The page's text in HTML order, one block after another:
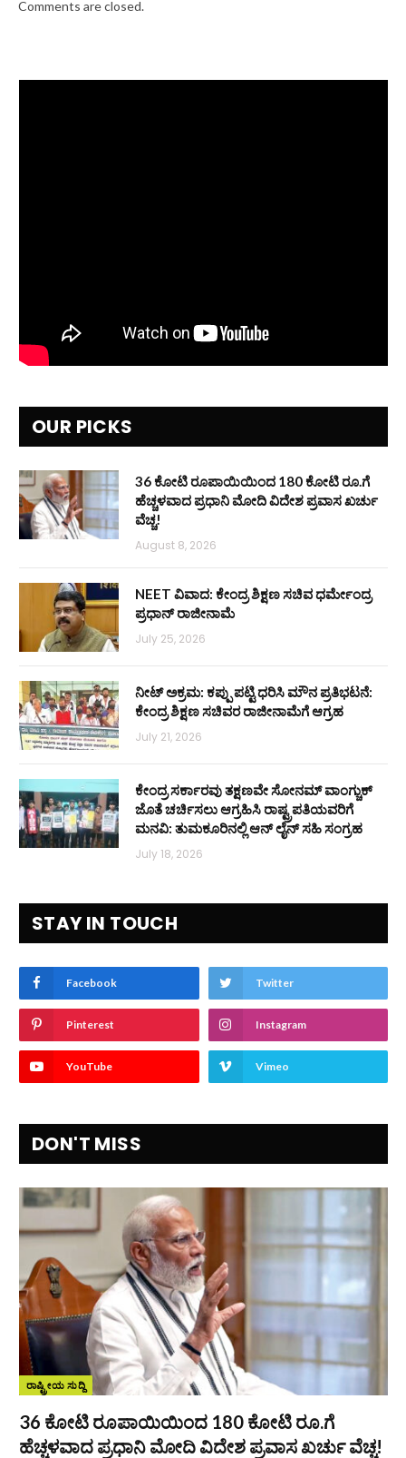
Comments are closed.
OUR PICKS
36 ಕೋಟಿ ರೂಪಾಯಿಯಿಂದ 180 ಕೋಟಿ ರೂ.ಗೆ
ಹೆಚ್ಚಳವಾದ ಪ್ರಧಾನಿ ಮೋದಿ ವಿದೇಶ ಪ್ರವಾಸ ಖರ್ಚು
ವೆಚ್ಚ!
August 8, 2026
NEET ವಿವಾದ: ಕೇಂದ್ರ ಶಿಕ್ಷಣ ಸಚಿವ ಧರ್ಮೇಂದ್ರ
ಪ್ರಧಾನ್ ರಾಜೀನಾಮೆ
July 25, 2026
ನೀಟ್ ಅಕ್ರಮ: ಕಪ್ಪು ಪಟ್ಟಿ ಧರಿಸಿ ಮೌನ ಪ್ರತಿಭಟನೆ:
ಕೇಂದ್ರ ಶಿಕ್ಷಣ ಸಚಿವರ ರಾಜೀನಾಮೆಗೆ ಆಗ್ರಹ
July 21, 2026
ಕೇಂದ್ರ ಸರ್ಕಾರವು ತಕ್ಷಣವೇ ಸೋನಮ್ ವಾಂಗ್ಚುಕ್
ಜೊತೆ ಚರ್ಚಿಸಲು ಆಗ್ರಹಿಸಿ ರಾಷ್ಟ್ರಪತಿಯವರಿಗೆ
ಮನವಿ: ತುಮಕೂರಿನಲ್ಲಿ ಆನ್‌ ಲೈನ್ ಸಹಿ ಸಂಗ್ರಹ
July 18, 2026
STAY IN TOUCH
Facebook Twitter
Pinterest Instagram
YouTube Vimeo
DON'T MISS
ರಾಷ್ಟ್ರೀಯ ಸುದ್ದಿ
36 ಕೋಟಿ ರೂಪಾಯಿಯಿಂದ 180 ಕೋಟಿ ರೂ.ಗೆ
ಹೆಚ್ಚಳವಾದ ಪ್ರಧಾನಿ ಮೋದಿ ವಿದೇಶ ಪ್ರವಾಸ ಖರ್ಚು ವೆಚ್ಚ!